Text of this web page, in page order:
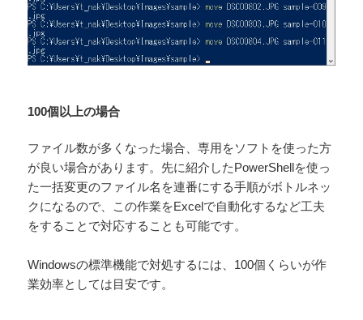
100個以上の場合
ファイル数が多くなった場合、専用をソフトを使った方
が良い場合があります。先に紹介したPowerShellを使っ
た一括変更のファイル名を連番にする手順がボトルネッ
クになるので、この作業をExcelで自動化するなど工夫
をすることで対応することも可能です。
Windowsの標準機能で対処するには、100個くらいが作
業効率としては目安です。